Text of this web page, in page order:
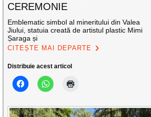
CEREMONIE
Emblematic simbol al mineritului din Valea
Jiului, statuia creată de artistul plastic Mimi
Șaraga și
CITEȘTE MAI DEPARTE
Distribuie acest articol